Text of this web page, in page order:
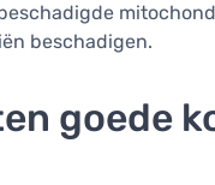
beschadigen.
goede